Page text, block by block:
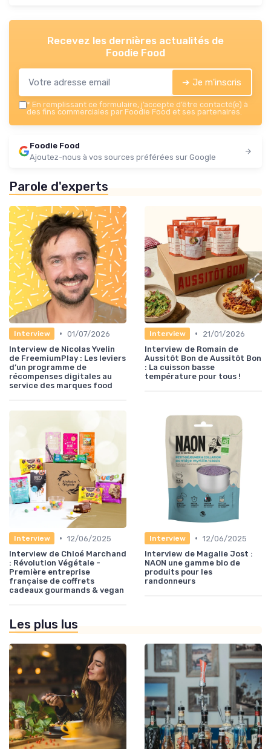
Recevez les dernières actualités de
Foodie Food
➔ Je m'inscris
* En remplissant ce formulaire, j’accepte d’être contacté(e) à
des fins commerciales par Foodie Food et ses partenaires.
Foodie Food
Ajoutez-nous à vos sources préférées sur Google
Parole d'experts
Interview • 01/07/2026
Interview de Nicolas Yvelin
de FreemiumPlay : Les leviers
d’un programme de
récompenses digitales au
service des marques food
Interview •
21/01/2026
Interview de Romain de
Aussitôt Bon de Aussitôt Bon
: La cuisson basse
température pour tous !
Interview • 12/06/2025
Interview de Chloé Marchand
: Révolution Végétale -
Première entreprise
française de coffrets
cadeaux gourmands & vegan
Interview • 12/06/2025
Interview de Magalie Jost :
NAON une gamme bio de
produits pour les
randonneurs
Les plus lus